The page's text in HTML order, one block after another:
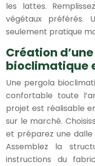
les lattes.
végétaux préférés.
seulement pratique
Création
bioclimatique
Une pergola
confortable toute
projet est réalisable
sur le marché.
et préparez une
Assemblez la
instructions du